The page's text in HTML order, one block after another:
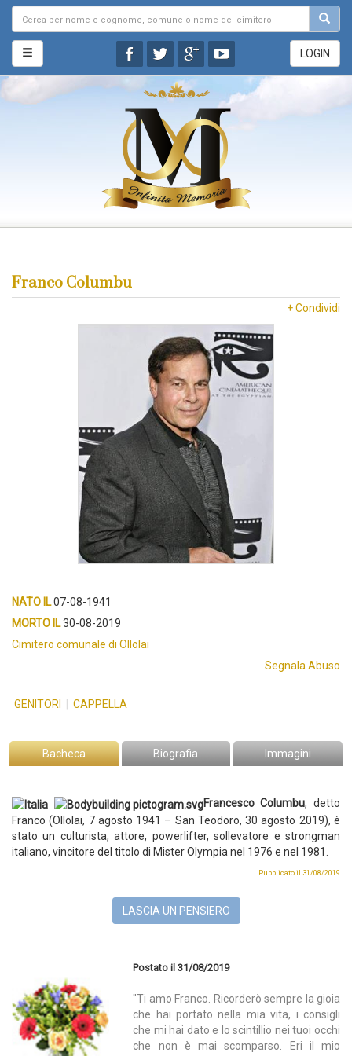
LOGIN
Franco Columbu
+ Condividi
NATO IL07-08-1941
MORTO IL30-08-2019
Cimitero comunale di Ollolai
Segnala Abuso
GENITORI CAPPELLA
Bacheca Biografia Immagini
Francesco Columbu, detto
Franco (Ollolai, 7 agosto 1941 – San Teodoro, 30 agosto 2019), è
stato un culturista, attore, powerlifter, sollevatore e strongman
italiano, vincitore del titolo di Mister Olympia nel 1976 e nel 1981.
Pubblicato il 31/08/2019
LASCIA UN PENSIERO
Postato il 31/08/2019
"Ti amo Franco. Ricorderò sempre la gioia
che hai portato nella mia vita, i consigli
che mi hai dato e lo scintillio nei tuoi occhi
che non è mai scomparso. Eri il mio